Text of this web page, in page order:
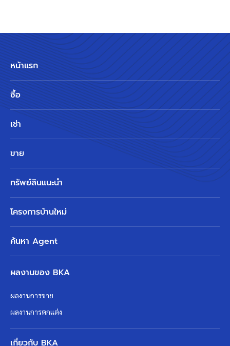
หน้าแรก
ซื้อ
เช่า
ขาย
ทรัพย์สินแนะนำ
โครงการบ้านใหม่
ค้นหา Agent
ผลงานของ BKA
ผลงานการขาย
ผลงานการตกแต่ง
เกี่ยวกับ BKA